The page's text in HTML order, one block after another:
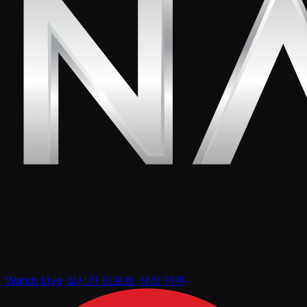
Watch Live 실시간 리포트 상점 언론